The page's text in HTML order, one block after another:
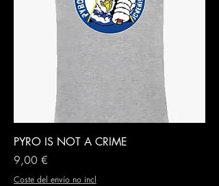
PYRO IS NOT A CRIME
Precio
9,00 €
Coste del envío no incl